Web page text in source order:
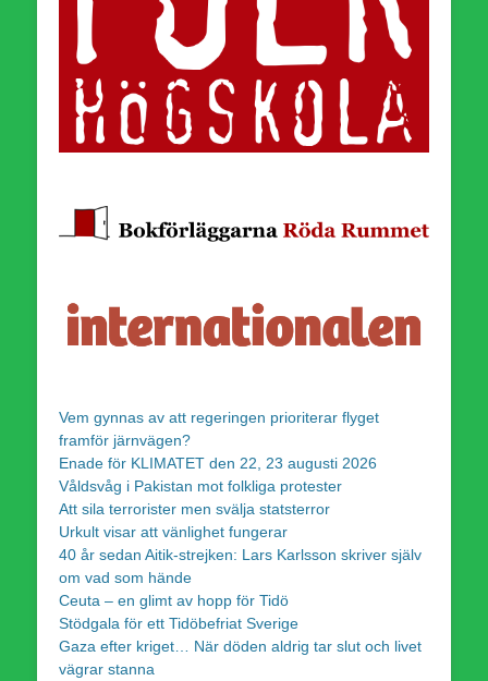
Vem gynnas av att regeringen prioriterar flyget
framför järnvägen?
Enade för KLIMATET den 22, 23 augusti 2026
Våldsvåg i Pakistan mot folkliga protester
Att sila terrorister men svälja statsterror
Urkult visar att vänlighet fungerar
40 år sedan Aitik-strejken: Lars Karlsson skriver själv
om vad som hände
Ceuta – en glimt av hopp för Tidö
Stödgala för ett Tidöbefriat Sverige
Gaza efter kriget… När döden aldrig tar slut och livet
vägrar stanna